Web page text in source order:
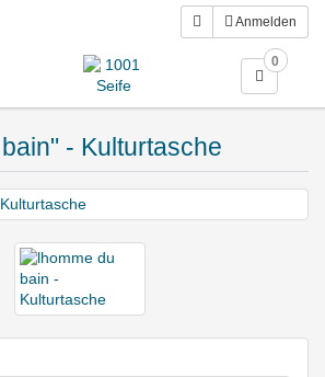
Anmelden
0
- Kulturtasche